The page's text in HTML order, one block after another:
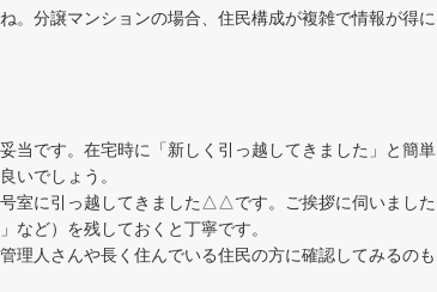
。分譲マンションの場合、住民構成が複雑で情報が得に
当です。在宅時に「新しく引っ越してきました」と簡単
いでしょう。
室に引っ越してきました△△です。ご挨拶に伺いました
など）を残しておくと丁寧です。
理人さんや長く住んでいる住民の方に確認してみるのも